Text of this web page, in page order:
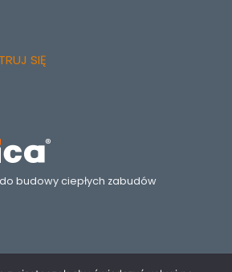
SIĘ
budowy ciepłych zabudów